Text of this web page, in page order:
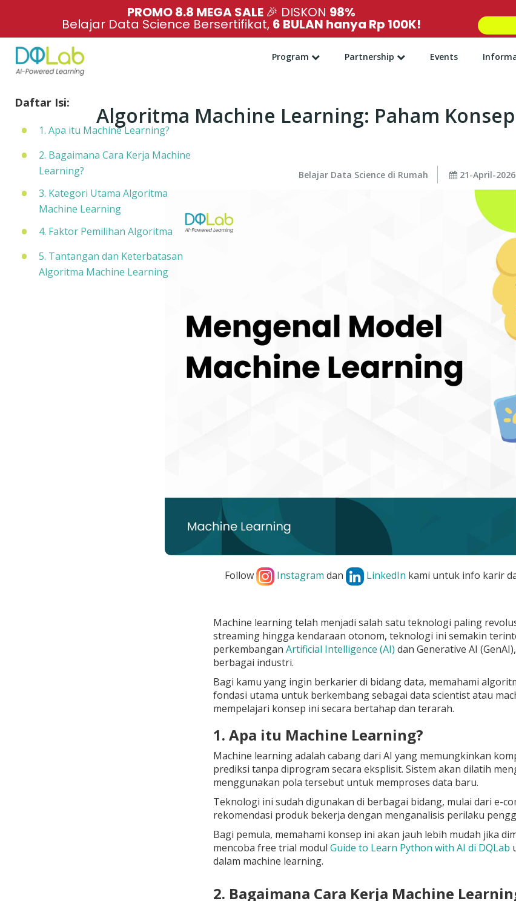
PROMO 8.8 MEGA SALE 🎉 DISKON 98%
Belajar Data Science Bersertifikat, 6 BULAN hanya Rp 100K!
Program Partnership Events
Algoritma Machine Learning: Paham
Belajar Data Science di Rumah 21-April-2026
Follow Instagram dan LinkedIn kami untuk info karir
Daftar Isi:
1. Apa itu Machine Learning?
2. Bagaimana Cara Kerja Machine
Learning?
3. Kategori Utama Algoritma
Machine Learning
4. Faktor Pemilihan Algoritma
5. Tantangan dan Keterbatasan
Algoritma Machine Learning
Machine learning telah menjadi salah satu teknologi paling
streaming hingga kendaraan otonom, teknologi ini semakin
perkembangan Artificial Intelligence (AI) dan Generative AI
berbagai industri.
Bagi kamu yang ingin berkarier di bidang data, memahami
fondasi utama untuk berkembang sebagai data scientist atau
mempelajari konsep ini secara bertahap dan terarah.
1. Apa itu Machine Learning?
Machine learning adalah cabang dari AI yang memungkinkan
prediksi tanpa diprogram secara eksplisit. Sistem akan dilatih
menggunakan pola tersebut untuk memproses data baru.
Teknologi ini sudah digunakan di berbagai bidang, mulai dari e-
rekomendasi produk bekerja dengan menganalisis perilaku
Bagi pemula, memahami konsep ini akan jauh lebih mudah jika
mencoba free trial modul Guide to Learn Python with AI di DQLab
dalam machine learning.
2. Bagaimana Cara Kerja Machine